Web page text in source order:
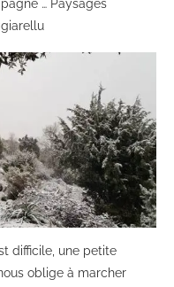
… Paysages
difficile, une petite
oblige à marcher